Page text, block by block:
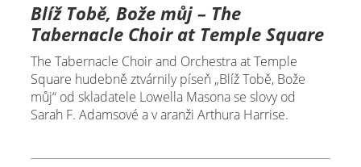
Blíž Tobě, Bože můj – The
Tabernacle Choir at Temple Square
The Tabernacle Choir and Orchestra at Temple
Square hudebně ztvárnily píseň „Blíž Tobě, Bože
můj“ od skladatele Lowella Masona se slovy od
Sarah F. Adamsové a v aranži Arthura Harrise.